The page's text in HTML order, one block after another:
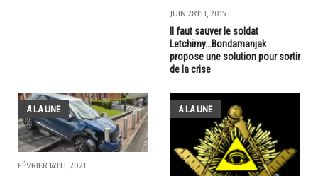
JUIN 28TH, 2015
Il faut sauver le soldat
Letchimy...Bondamanjak
propose une solution pour sortir
de la crise
A LA UNE
FÉVRIER 14TH, 2021
A LA UNE